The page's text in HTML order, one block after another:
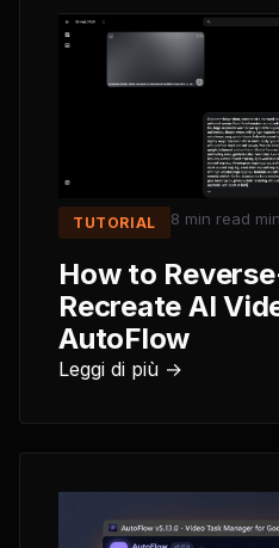
TUTORIAL 8 min read
How to
Recreate AI
AutoFlow
Leggi di più →